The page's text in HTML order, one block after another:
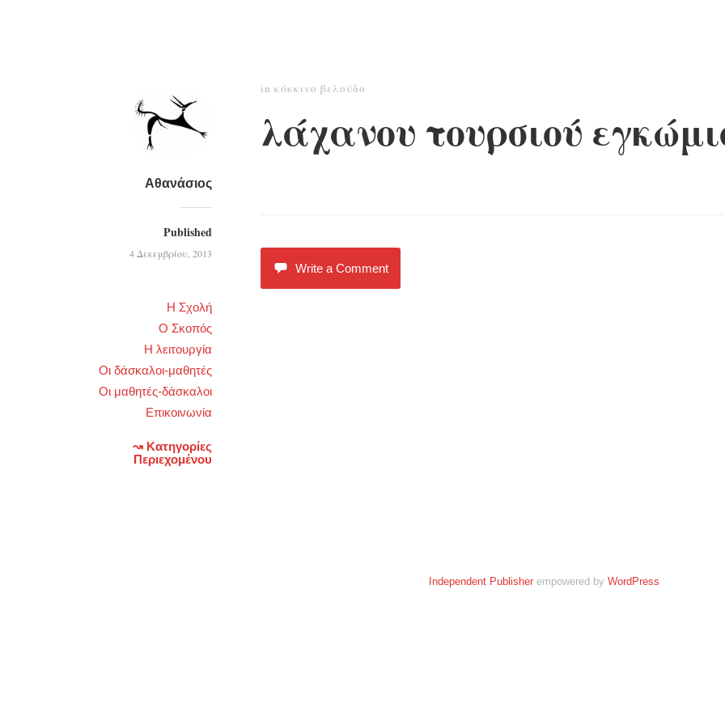
Αθανάσιος
Published
4 Δεκεμβρίου, 2013
Η Σχολή
Ο Σκοπός
Η λειτουργία
Οι δάσκαλοι-μαθητές
Οι μαθητές-δάσκαλοι
Επικοινωνία
↝ Κατηγορίες
Περιεχομένου
in κόκκινο βελούδο
λάχανου τουρσιού
Write a Comment
Independent Publisherempowered by WordPress